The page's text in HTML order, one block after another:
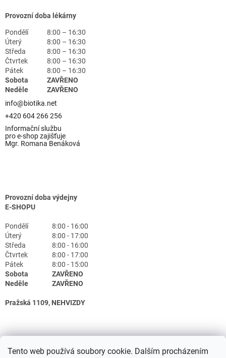
Tento web používá soubory cookie. Dalším procházením
Provozní doba lékárny
Pondělí
8:00 – 16:30
Úterý
8:00 – 16:30
Středa
8:00 – 16:30
Čtvrtek
8:00 – 16:30
Pátek
8:00 – 16:30
Sobota
ZAVŘENO
Neděle
ZAVŘENO
info@biotika.net
+420 604 266 256
Informační službu
pro e-shop zajišťuje
Mgr. Romana Benáková
Provozní doba výdejny
E-SHOPU
Pondělí
8:00 - 16:00
Úterý
8:00 - 17:00
Středa
8:00 - 16:00
Čtvrtek
8:00 - 17:00
Pátek
8:00 - 15:00
Sobota
ZAVŘENO
Neděle
ZAVŘENO
Pražská 1109, NEHVIZDY